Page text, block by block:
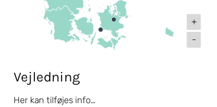
+
-
Vejledning
Her kan tilføjes info…